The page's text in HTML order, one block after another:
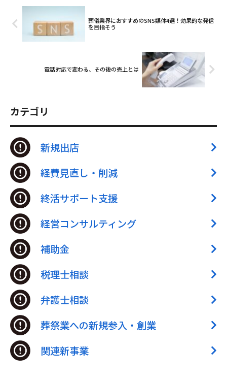
葬儀業界におすすめのSNS媒体4選！効果的な発信
を目指そう
電話対応で変わる、その後の売上とは
カテゴリ
新規出店
経費見直し・削減
終活サポート支援
経営コンサルティング
補助金
税理士相談
弁護士相談
葬祭業への新規参入・創業
関連新事業